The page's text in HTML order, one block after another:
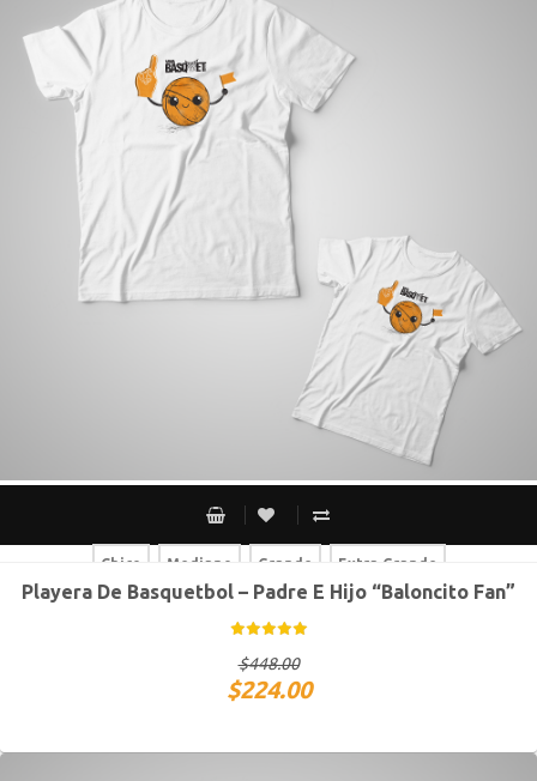
Chico Mediano Grande Extra Grande
Chico Mediano Grande Extra Grande
Playera De Basquetbol – Padre E Hijo “Baloncito Fan”
$448.00
$224.00